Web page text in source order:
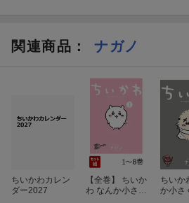
関連商品 ： ナガノ
ちいかわカレン
ダー2027
【全巻】 ちいか
わ なんか小さく
ちい
か小さ